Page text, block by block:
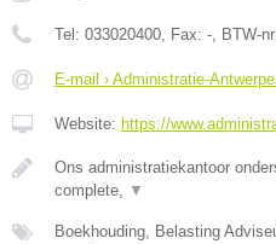
Tel: 033020400, Fax: -, BTW-
E-mail › Administratie-
Website: https://
Ons administratiekantoor
complete, ▼
Boekhouding, Belasting